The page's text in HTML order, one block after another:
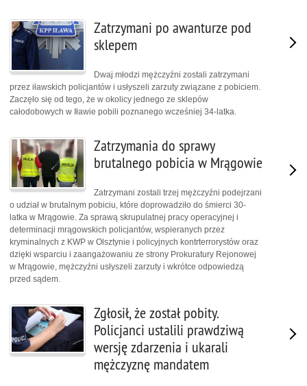
Zatrzymani po awanturze pod
sklepem
Dwaj młodzi mężczyźni zostali zatrzymani
przez iławskich policjantów i usłyszeli zarzuty związane z pobiciem.
Zaczęło się od tego, że w okolicy jednego ze sklepów
całodobowych w Iławie pobili poznanego wcześniej 34-latka.
Zatrzymania do sprawy
brutalnego pobicia w Mrągowie
Zatrzymani zostali trzej mężczyźni podejrzani
o udział w brutalnym pobiciu, które doprowadziło do śmierci 30-
latka w Mrągowie. Za sprawą skrupulatnej pracy operacyjnej i
determinacji mrągowskich policjantów, wspieranych przez
kryminalnych z KWP w Olsztynie i policyjnych kontrterrorystów oraz
dzięki wsparciu i zaangażowaniu ze strony Prokuratury Rejonowej
w Mrągowie, mężczyźni usłyszeli zarzuty i wkrótce odpowiedzą
przed sądem.
Zgłosił, że został pobity.
Policjanci ustalili prawdziwą
wersję zdarzenia i ukarali
mężczyznę mandatem